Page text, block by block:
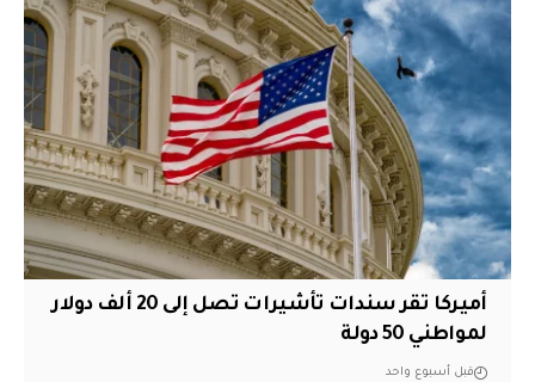
أميركا تقر سندات تأشيرات تصل إلى 20 ألف دولار
لمواطني 50 دولة
قبل أسبوع واحد